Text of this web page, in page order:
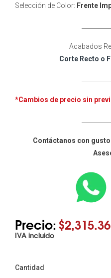
Selección de Color: Frente
Acabados
Corte Recto o
*Cambios de precio sin
Contáctanos con
Precio:
IVA incluido
Cantidad